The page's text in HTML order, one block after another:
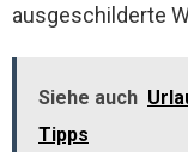
ausgeschilderte
Siehe auch
Tipps